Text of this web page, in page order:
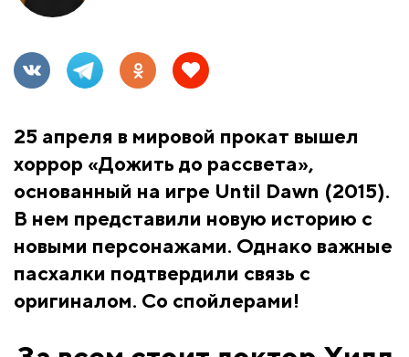
25 апреля в мировой прокат вышел
хоррор «Дожить до рассвета»,
основанный на игре Until Dawn (2015).
В нем представили новую историю с
новыми персонажами. Однако важные
пасхалки подтвердили связь с
оригиналом. Со спойлерами!